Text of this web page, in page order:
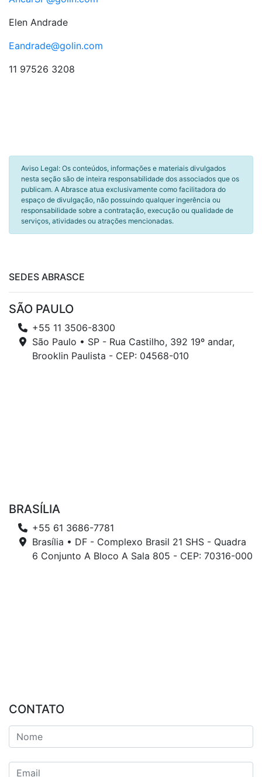
Elen Andrade
Eandrade@golin.com
11 97526 3208
Aviso Legal: Os conteúdos, informações e materiais divulgados
nesta seção são de inteira responsabilidade dos associados que os
publicam. A Abrasce atua exclusivamente como facilitadora do
espaço de divulgação, não possuindo qualquer ingerência ou
responsabilidade sobre a contratação, execução ou qualidade de
serviços, atividades ou atrações mencionadas.
SEDES ABRASCE
SÃO PAULO
+55 11 3506-8300
São Paulo • SP - Rua Castilho, 392 19º andar,
Brooklin Paulista - CEP: 04568-010
BRASÍLIA
+55 61 3686-7781
Brasília • DF - Complexo Brasil 21 SHS - Quadra
6 Conjunto A Bloco A Sala 805 - CEP: 70316-000
CONTATO